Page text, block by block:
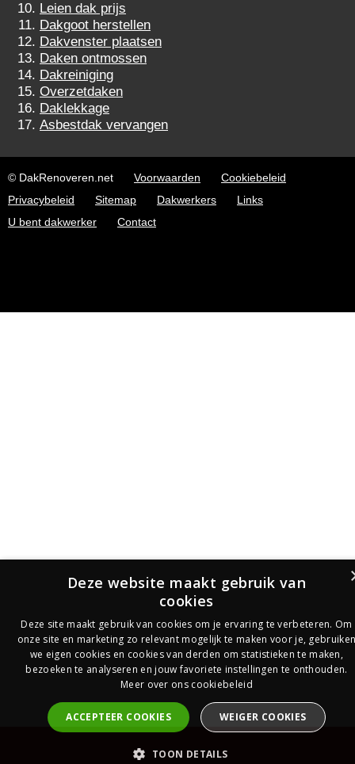
Leien dak prijs
Dakgoot herstellen
Dakvenster plaatsen
Daken ontmossen
Dakreiniging
Overzetdaken
Daklekkage
Asbestdak vervangen
© DakRenoveren.net Voorwaarden
Cookiebeleid
Privacybeleid
Sitemap Dakwerkers
Links
U bent dakwerker
Contact
PrijsOfferte
Deze website maakt gebruik van
cookies
Deze site maakt gebruik van cookies om je ervaring te verbeteren. Om
onze site en marketing zo relevant mogelijk te maken voor je,
we eigen cookies en cookies van derden om statistieken te maken,
bezoeken te analyseren en jouw favoriete instellingen te onthouden.
Meer over ons cookiebeleid
ACCEPTEER COOKIES WEIGER COOKIES
TOON DETAILS